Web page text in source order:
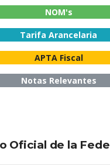
NOM's
Tarifa Arancelaria
APTA Fiscal
Notas Relevantes
Oficial de la